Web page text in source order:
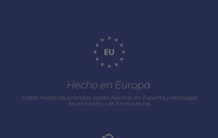
Hecho en Europa
Todas nuestras prendas están hechas en España y Portugal
localmente y de forma ética